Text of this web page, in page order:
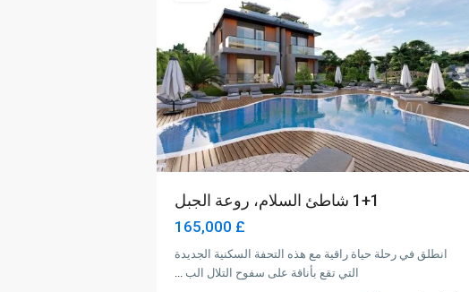
1+1 شاطئ السلام، روعة الجبل
£ 165,000
انطلق في رحلة حياة راقية مع هذه التحفة السكنية الجديدة
التي تقع بأناقة على سفوح التلال الب ...